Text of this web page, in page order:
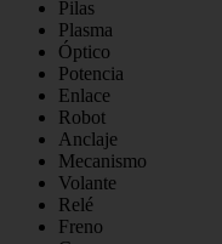
Pilas
Plasma
Óptico
Potencia
Enlace
Robot
Anclaje
Mecanismo
Volante
Relé
Freno